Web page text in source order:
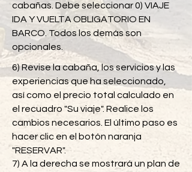
cabañas. Debe seleccionar0) VIAJE
IDA Y VUELTA OBLIGATORIO EN
BARCO. Todos los demás son
opcionales.
6) Revise la cabaña, los servicios y las
experiencias que ha seleccionado,
así como el precio total calculado en
el recuadro "Su viaje". Realice los
cambios necesarios. El último paso es
hacer clic en el botón naranja
"RESERVAR".
7) A la derecha se mostrará un plan de